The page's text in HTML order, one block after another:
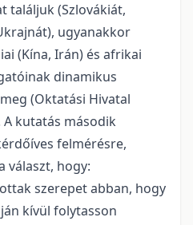
találjuk (Szlovákiát,
ugyanakkor
(Kína, Irán) és afrikai
dinamikus
(Oktatási Hivatal
kutatás második
felmérésre,
választ, hogy:
szerepet abban, hogy
kívül folytasson